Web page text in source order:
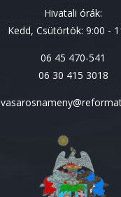
Hivatali órák:
Kedd, Csütörtök: 9:00 -
06 45 470-541
06 30 415 3018